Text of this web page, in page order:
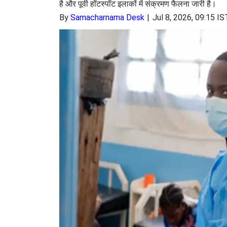
है और पूर्वी हॉटस्पॉट इलाकों में संक्रमण फैलना जारी है।
By Samacharnama Desk Jul 8, 2026, 09:15